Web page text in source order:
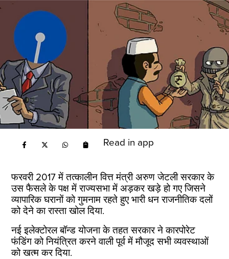
Read in app
फरवरी 2017 में तत्कालीन वित्त मंत्री अरुण जेटली सरकार के
उस फैसले के पक्ष में राज्यसभा में अड़कर खड़े हो गए जिसने
व्यापारिक घरानों को गुमनाम रहते हुए भारी धन राजनीतिक दलों
को देने का रास्ता खोल दिया.
नई इलेक्टोरल बॉन्ड योजना के तहत सरकार ने कारपोरेट
फंडिंग को नियंत्रित करने वाली पूर्व में मौजूद सभी व्यवस्थाओं
को खत्म कर दिया.